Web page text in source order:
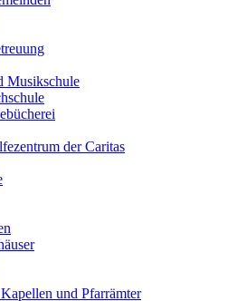
Musikschule
der Caritas
und Pfarrämter